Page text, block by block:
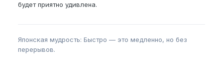
будет приятно удивлена.
Японская мудрость: Быстро — это медленно, но без
перерывов.